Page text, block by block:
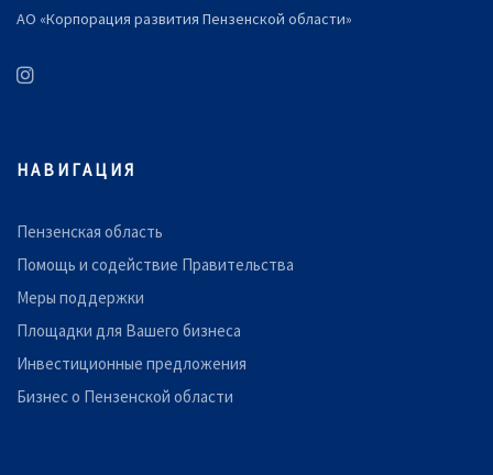
АО «Корпорация развития Пензенской области»
НАВИГАЦИЯ
Пензенская область
Помощь и содействие Правительства
Меры поддержки
Площадки для Вашего бизнеса
Инвестиционные предложения
Бизнес о Пензенской области